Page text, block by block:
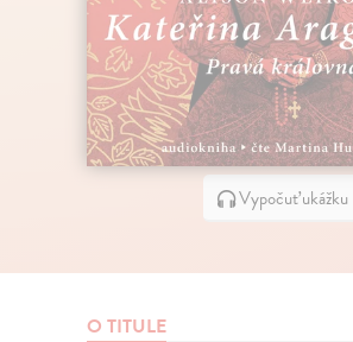
Vypočuť ukážku
O TITULE